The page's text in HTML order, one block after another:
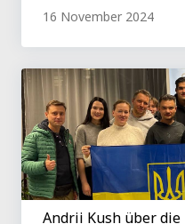
16 November 2024
Andrii Kush über die